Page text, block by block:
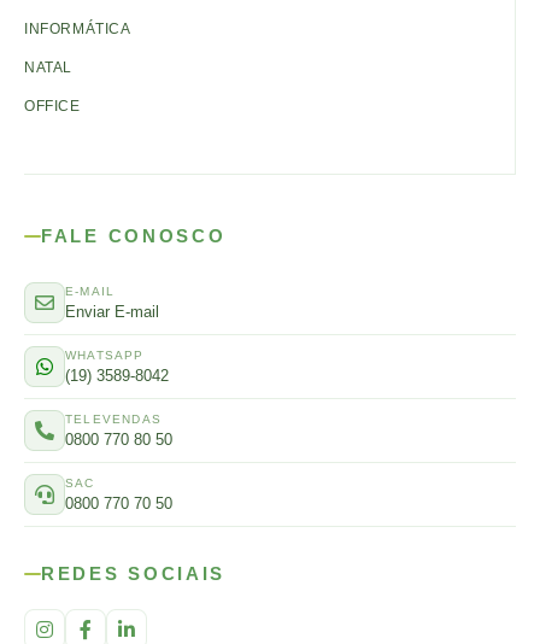
INFORMÁTICA
NATAL
OFFICE
FALE CONOSCO
E-MAIL
Enviar E-mail
WHATSAPP
(19) 3589-8042
TELEVENDAS
0800 770 80 50
SAC
0800 770 70 50
REDES SOCIAIS